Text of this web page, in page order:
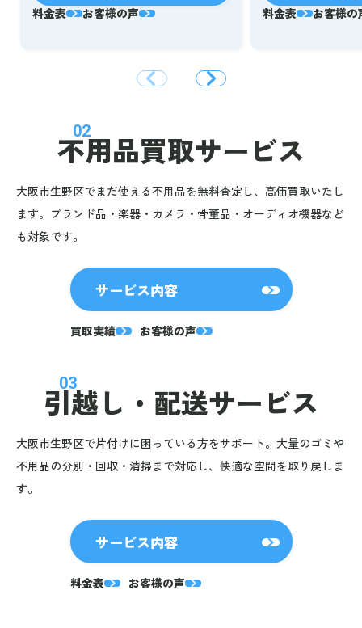
料金表 お客様の声 料金表 お客様の
02
不用品買取サービス
大阪市生野区でまだ使える不用品を無料査定し、高価買取いたし
ます。ブランド品・楽器・カメラ・骨董品・オーディオ機器など
も対象です。
サービス内容
買取実績 お客様の声
03
引越し・ 配送サービス
大阪市生野区で片付けに困っている方をサポート。大量のゴミや
不用品の分別・回収・清掃まで対応し、快適な空間を取り戻しま
す。
サービス内容
料金表 お客様の声